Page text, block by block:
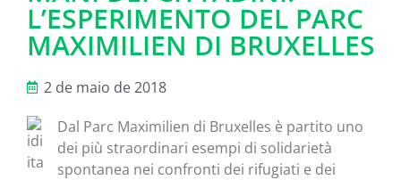
L’ESPERIMENTO DEL PARC
MAXIMILIEN DI BRUXELLES
2 de maio de 2018
Dal Parc Maximilien di Bruxelles è partito uno
dei più straordinari esempi di solidarietà
spontanea nei confronti dei rifugiati e dei